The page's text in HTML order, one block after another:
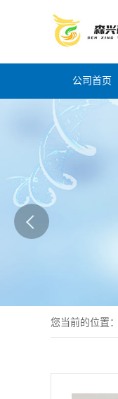
公司首页
您当前的位置：